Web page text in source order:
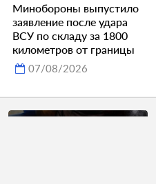
Минобороны выпустило
заявление после удара
ВСУ по складу за 1800
километров от границы
07/08/2026